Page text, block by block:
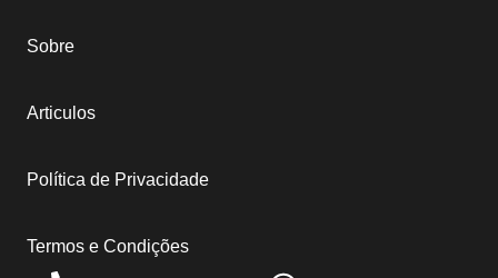
Sobre
Articulos
Política de Privacidade
Termos e Condições